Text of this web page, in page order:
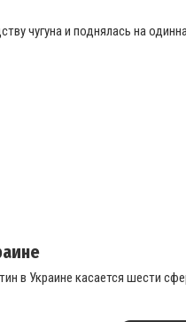
чугуна и поднялась на
в Украине касается шести